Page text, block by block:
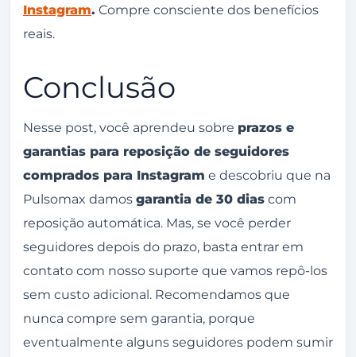
Instagram. Compre consciente dos benefícios
reais.
Conclusão
Nesse post, você aprendeu sobre prazos e
garantias para reposição de seguidores
comprados para Instagram e descobriu que na
Pulsomax damos garantia de 30 dias com
reposição automática. Mas, se você perder
seguidores depois do prazo, basta entrar em
contato com nosso suporte que vamos repô-los
sem custo adicional. Recomendamos que
nunca compre sem garantia, porque
eventualmente alguns seguidores podem sumir